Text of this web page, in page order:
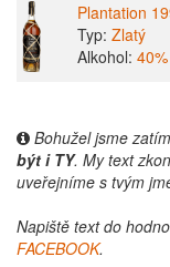
Plantation
Typ: Zlatý
Alkohol: 40%
Bohužel jsme
být i TY. My text
uveřejníme s tvým
Napiště text do
FACEBOOK.